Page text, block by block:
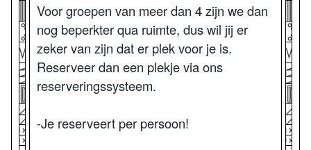
Voor groepen van meer dan 4 zijn we dan
nog beperkter qua ruimte, dus wil jij er
zeker van zijn dat er plek voor je is.
Reserveer dan een plekje via ons
reserveringssysteem.
-Je reserveert per persoon!